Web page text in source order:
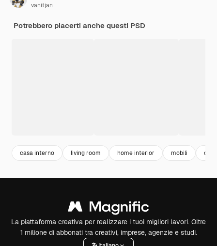
vanitjan
Potrebbero piacerti anche questi PSD
casa interno living room home interior mobili
La piattaforma creativa per realizzare i tuoi migliori lavori. Oltre
1 milione di abbonati tra creativi, imprese, agenzie e studi.